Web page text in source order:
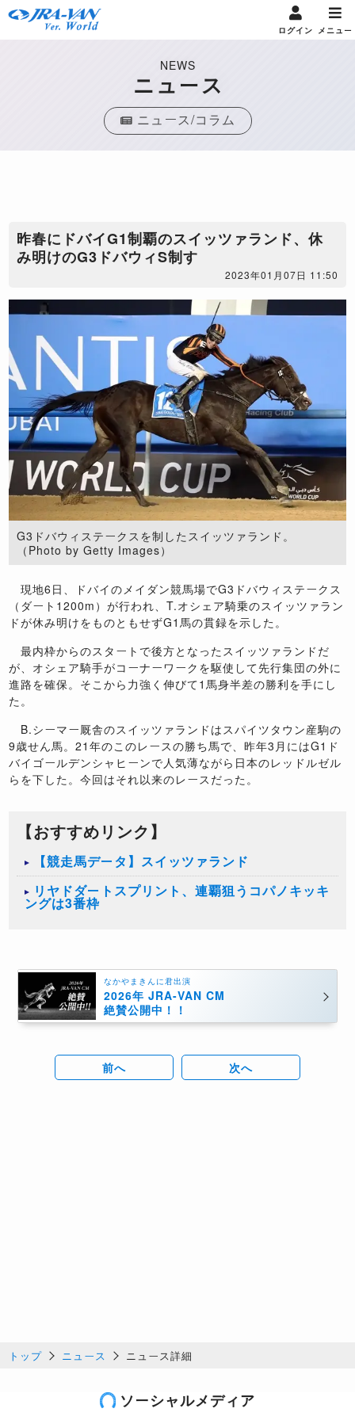
ログイン メニュー
NEWS
ニュース
ニュース/コラム
​昨春にドバイG1制覇のスイッツァランド、休
み明けのG3ドバウィS制す
2023年01月07日 11:50
G3ドバウィステークスを制したスイッツァランド。
（Photo by Getty Images）
現地6日、ドバイのメイダン競馬場でG3ドバウィステークス
（ダート1200m）が行われ、T.オシェア騎乗のスイッツァラン
ドが休み明けをものともせずG1馬の貫録を示した。
最内枠からのスタートで後方となったスイッツァランドだ
が、オシェア騎手がコーナーワークを駆使して先行集団の外に
進路を確保。そこから力強く伸びて1馬身半差の勝利を手にし
た。
B.シーマー厩舎のスイッツァランドはスパイツタウン産駒の
9歳せん馬。21年のこのレースの勝ち馬で、昨年3月にはG1ド
バイゴールデンシャヒーンで人気薄ながら日本のレッドルゼル
らを下した。今回はそれ以来のレースだった。
【おすすめリンク】
【競走馬データ】スイッツァランド
リヤドダートスプリント、連覇狙うコパノキッキ
ングは3番枠
なかやまきんに君出演
2026年 JRA-VAN CM
絶賛公開中！！
前へ 次へ
トップ ニュース ニュース詳細
ソーシャルメディア